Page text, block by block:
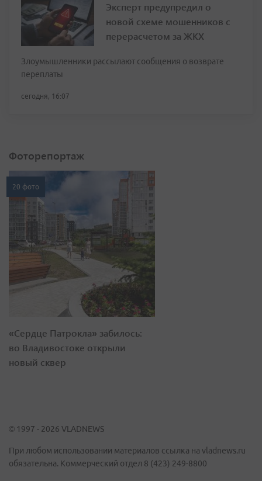
Эксперт предупредил о
новой схеме мошенников с
перерасчетом за ЖКХ
Злоумышленники рассылают сообщения о возврате
переплаты
сегодня, 16:07
Фоторепортаж
20 фото
«Сердце Патрокла» забилось:
во Владивостоке открыли
новый сквер
© 1997 - 2026 VLADNEWS
При любом использовании материалов ссылка на vladnews.ru
обязательна. Коммерческий отдел 8 (423) 249-8800